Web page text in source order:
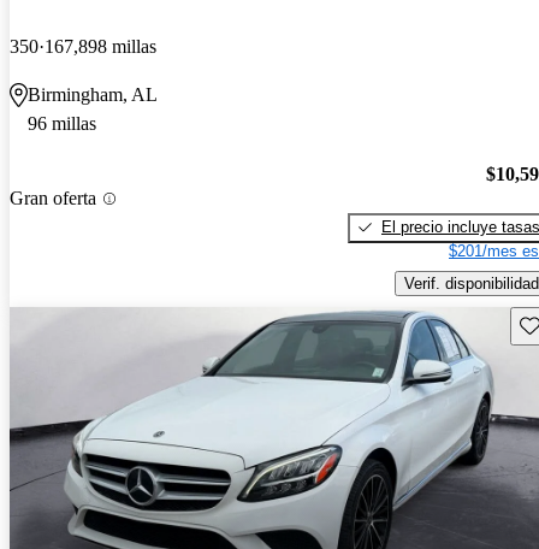
350 167,898 millas
Birmingham, AL
96 millas
Gran oferta
El precio incluye tasas
$201/mes
Verif. disponibilidad